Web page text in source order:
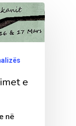
e
në